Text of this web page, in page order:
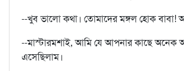
--খুব ভালো কথা। তোমাদের মঙ্গল হোক
--মাস্টারমশাই, আমি যে আপনার কাছে অনেক
এসেছিলাম।